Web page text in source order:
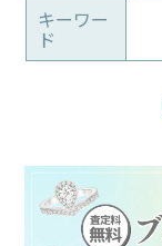
キーワー
ド